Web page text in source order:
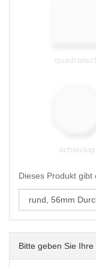
achteckig
Dieses Produkt gibt
Bitte geben Sie